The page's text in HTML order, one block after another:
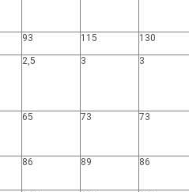
93 115 130
2,5 3 3
65 73 73
86 89 86